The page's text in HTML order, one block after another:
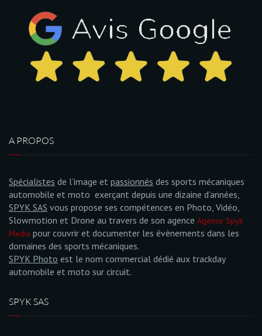
A PROPOS
Spécialistes de l’image et passionnés des sports mécaniques
automobile et moto exerçant depuis une dizaine d’années,
SPYK SAS vous propose ses compétences en Photo, Vidéo,
Slowmotion et Drone au travers de son agence Agence Spyk
Media pour couvrir et documenter les évènements dans les
domaines des sports mécaniques.
SPYK Photo est le nom commercial dédié aux trackday
automobile et moto sur circuit.
SPYK SAS